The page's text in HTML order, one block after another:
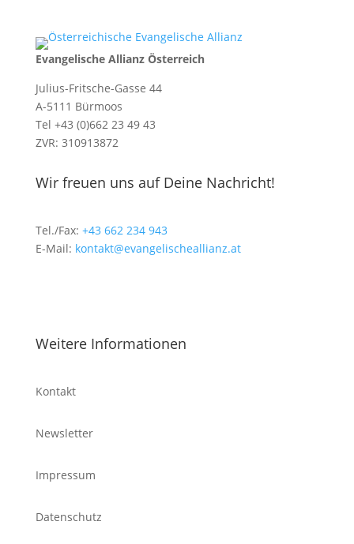
Evangelische Allianz Österreich
Julius-Fritsche-Gasse 44
A-5111 Bürmoos
Tel +43 (0)662 23 49 43
ZVR: 310913872
Wir freuen uns auf Deine Nachricht!
Tel./Fax: +43 662 234 943
E-Mail: kontakt@evangelischeallianz.at
Weitere Informationen
Kontakt
Newsletter
Impressum
Datenschutz